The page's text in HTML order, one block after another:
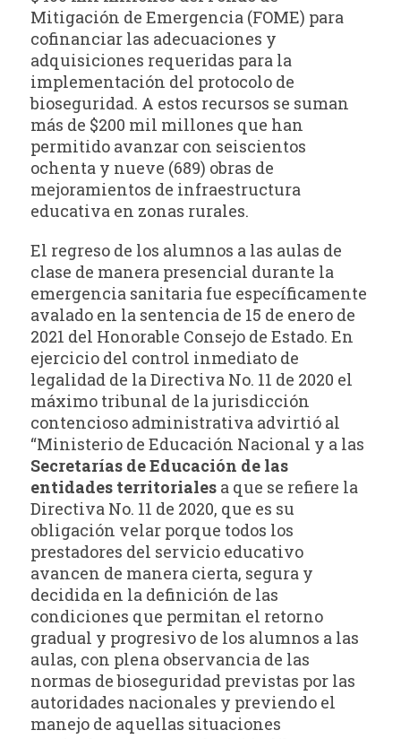
Mitigación de Emergencia (FOME) para
cofinanciar las adecuaciones y
adquisiciones requeridas para la
implementación del protocolo de
bioseguridad. A estos recursos se suman
más de $200 mil millones que han
permitido avanzar con seiscientos
ochenta y nueve (689) obras de
mejoramientos de infraestructura
educativa en zonas rurales.
El regreso de los alumnos a las aulas de
clase de manera presencial durante la
emergencia sanitaria fue específicamente
avalado en la sentencia de 15 de enero de
2021 del Honorable Consejo de Estado. En
ejercicio del control inmediato de
legalidad de la Directiva No. 11 de 2020 el
máximo tribunal de la jurisdicción
contencioso administrativa advirtió al
“Ministerio de Educación Nacional y a las
Secretarías de Educación de las
entidades territoriales a que se refiere la
Directiva No. 11 de 2020, que es su
obligación velar porque todos los
prestadores del servicio educativo
avancen de manera cierta, segura y
decidida en la definición de las
condiciones que permitan el retorno
gradual y progresivo de los alumnos a las
aulas, con plena observancia de las
normas de bioseguridad previstas por las
autoridades nacionales y previendo el
manejo de aquellas situaciones